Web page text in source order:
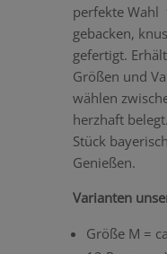
perfekte Wahl
gebacken,
gefertigt.
Größen und
wählen
herzhaft
Stück
Genießen.
Varianten
Größe M =